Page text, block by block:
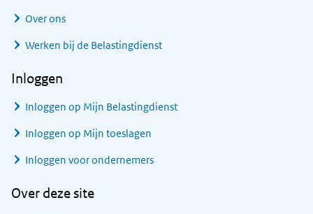
Over ons
Werken bij de Belastingdienst
Inloggen
Inloggen op Mijn Belastingdienst
Inloggen op Mijn toeslagen
Inloggen voor ondernemers
Over deze site